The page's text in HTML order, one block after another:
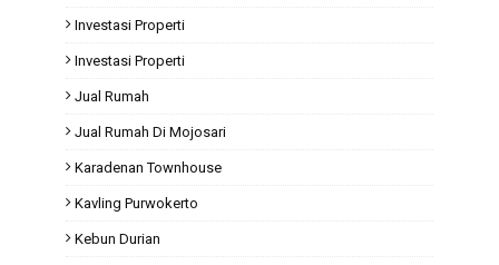
Investasi Properti
Investasi Properti
Jual Rumah
Jual Rumah Di Mojosari
Karadenan Townhouse
Kavling Purwokerto
Kebun Durian